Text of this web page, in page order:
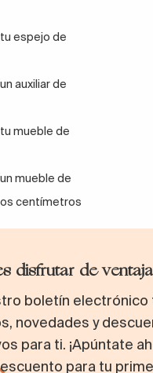
espejo de
auxiliar de
mueble de
mueble de
centímetros
disfrutar de
boletín electrónico
novedades y
para ti. ¡Apúntate
para tu